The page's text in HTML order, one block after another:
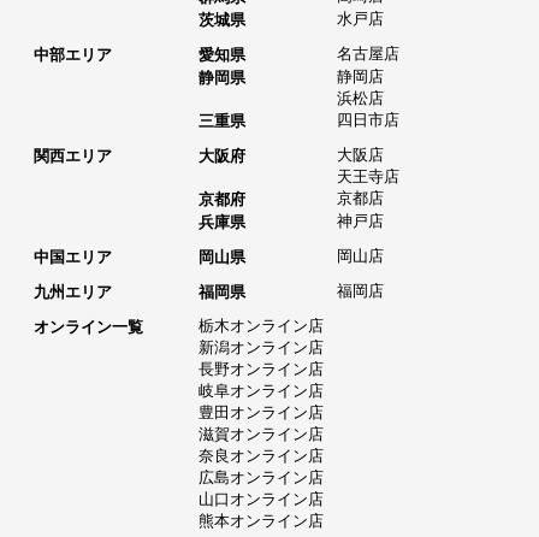
茨城県
水戸店
中部エリア
愛知県
名古屋店
静岡県
静岡店
浜松店
三重県
四日市店
関西エリア
大阪府
大阪店
天王寺店
京都府
京都店
兵庫県
神戸店
中国エリア
岡山県
岡山店
九州エリア
福岡県
福岡店
オンライン一覧
栃木オンライン店
新潟オンライン店
長野オンライン店
岐阜オンライン店
豊田オンライン店
滋賀オンライン店
奈良オンライン店
広島オンライン店
山口オンライン店
熊本オンライン店